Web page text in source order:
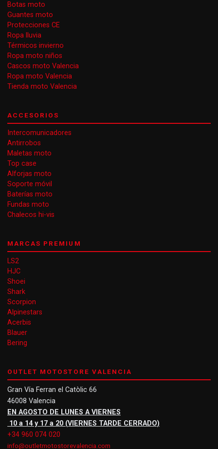
Botas moto
Guantes moto
Protecciones CE
Ropa lluvia
Térmicos invierno
Ropa moto niños
Cascos moto Valencia
Ropa moto Valencia
Tienda moto Valencia
ACCESORIOS
Intercomunicadores
Antirrobos
Maletas moto
Top case
Alforjas moto
Soporte móvil
Baterías moto
Fundas moto
Chalecos hi-vis
MARCAS PREMIUM
LS2
HJC
Shoei
Shark
Scorpion
Alpinestars
Acerbis
Blauer
Bering
OUTLET MOTOSTORE VALENCIA
Gran Vía Ferran el Catòlic 66
46008 Valencia
EN AGOSTO DE LUNES A VIERNES
10 a 14 y 17 a 20 (VIERNES TARDE CERRADO)
+34 960 074 020
info@outletmotostorevalencia.com